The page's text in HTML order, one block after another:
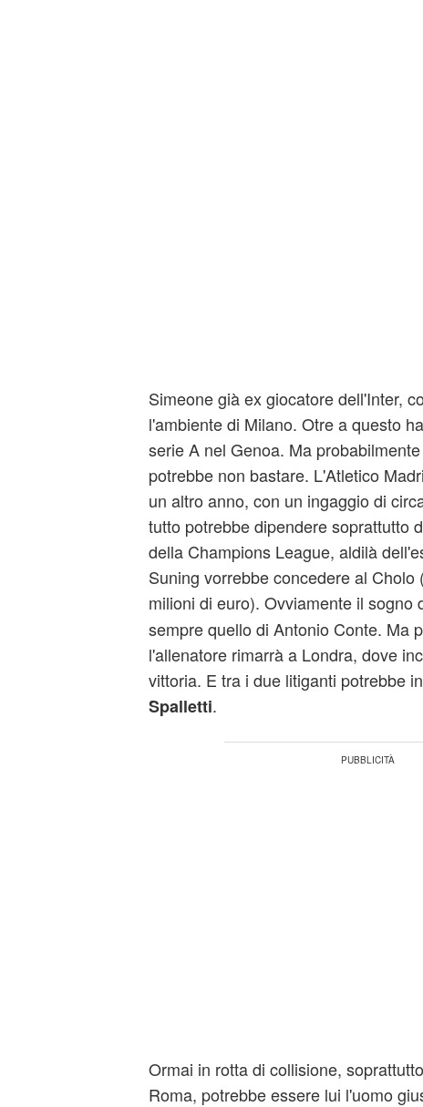
Simeone già ex giocatore dell'Inter,
l'ambiente di Milano. Otre a questo
serie A nel Genoa. Ma
potrebbe non bastare. L'Atletico
un altro anno, con un ingaggio di
tutto potrebbe dipendere soprattutto
della Champions League, aldilà
Suning vorrebbe concedere al Cholo
milioni di euro). Ovviamente il sogno
sempre quello di Antonio Conte. Ma
l'allenatore rimarrà a Londra, dove
vittoria. E tra i due litiganti potrebbe
Spalletti.
Ormai in rotta di collisione,
Roma, potrebbe essere lui l'uomo